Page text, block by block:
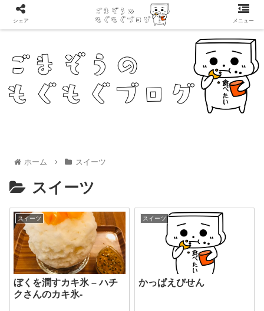
ホーム スイーツ
スイーツ
スイーツ
ぼくを潤すカキ氷 – ハチ
クさんのカキ氷-
スイーツ
かっぱえびせん
シェア メニュー